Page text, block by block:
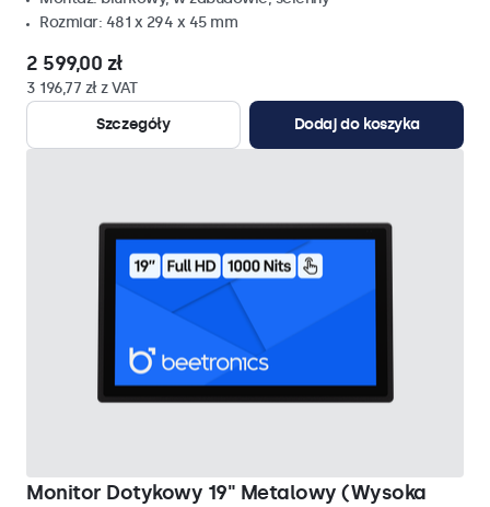
Rozmiar: 481 x 294 x 45 mm
2 599,00 zł
3 196,77 zł z VAT
Szczegóły
Dodaj do koszyka
Monitor Dotykowy 19" Metalowy (Wysoka